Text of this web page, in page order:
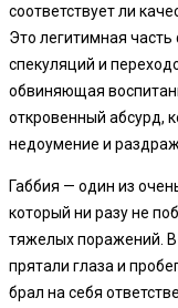
соответствует ли
Это легитимная
спекуляций и
обвиняющая
откровенный абсурд,
недоумение и
Габбия — один из
который ни разу не
тяжелых поражений. В
прятали глаза и
брал на себя